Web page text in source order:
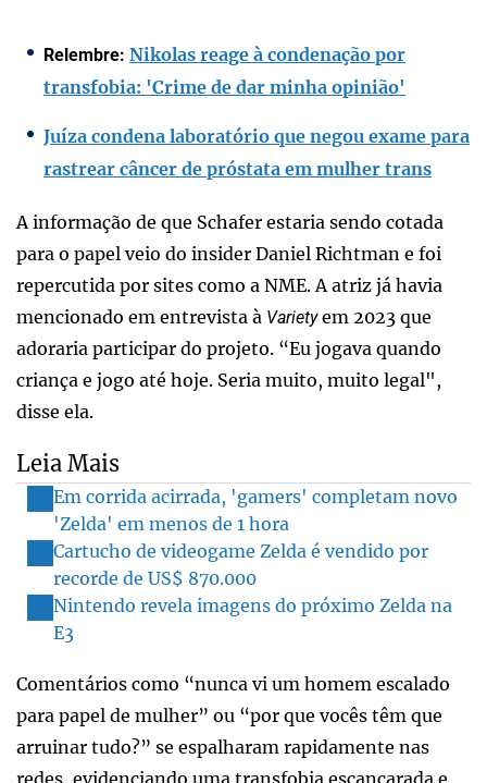
Relembre: Nikolas reage à condenação por
transfobia: 'Crime de dar minha opinião'
Juíza condena laboratório que negou exame para
rastrear câncer de próstata em mulher trans
A informação de que Schafer estaria sendo cotada
para o papel veio do insider Daniel Richtman e foi
repercutida por sites como a NME. A atriz já havia
mencionado em entrevista à Varietyem 2023 que
adoraria participar do projeto. “Eu jogava quando
criança e jogo até hoje. Seria muito, muito legal",
disse ela.
Leia Mais
Em corrida acirrada, 'gamers' completam novo
'Zelda' em menos de 1 hora
Cartucho de videogame Zelda é vendido por
recorde de US$ 870.000
Nintendo revela imagens do próximo Zelda na
E3
Comentários como “nunca vi um homem escalado
para papel de mulher” ou “por que vocês têm que
arruinar tudo?” se espalharam rapidamente nas
redes, evidenciando uma transfobia escancarada e